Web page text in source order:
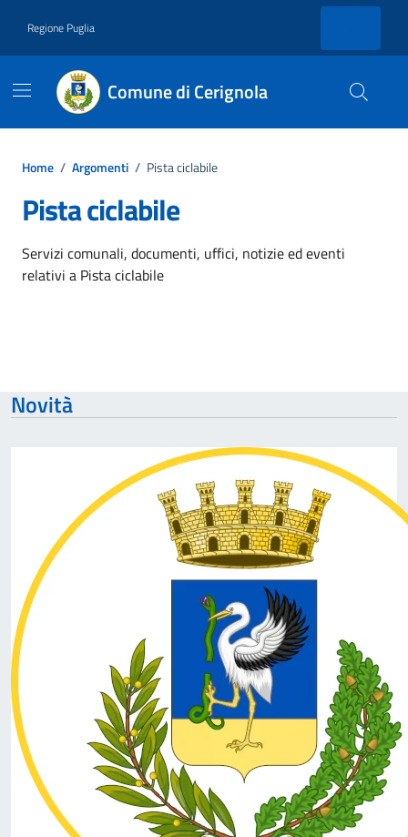
Regione Puglia
Comune di Cerignola
Home / Argomenti / Pista ciclabile
Pista ciclabile
Dettagli dell'argomento
Servizi comunali, documenti, uffici, notizie ed eventi
relativi a Pista ciclabile
Novità